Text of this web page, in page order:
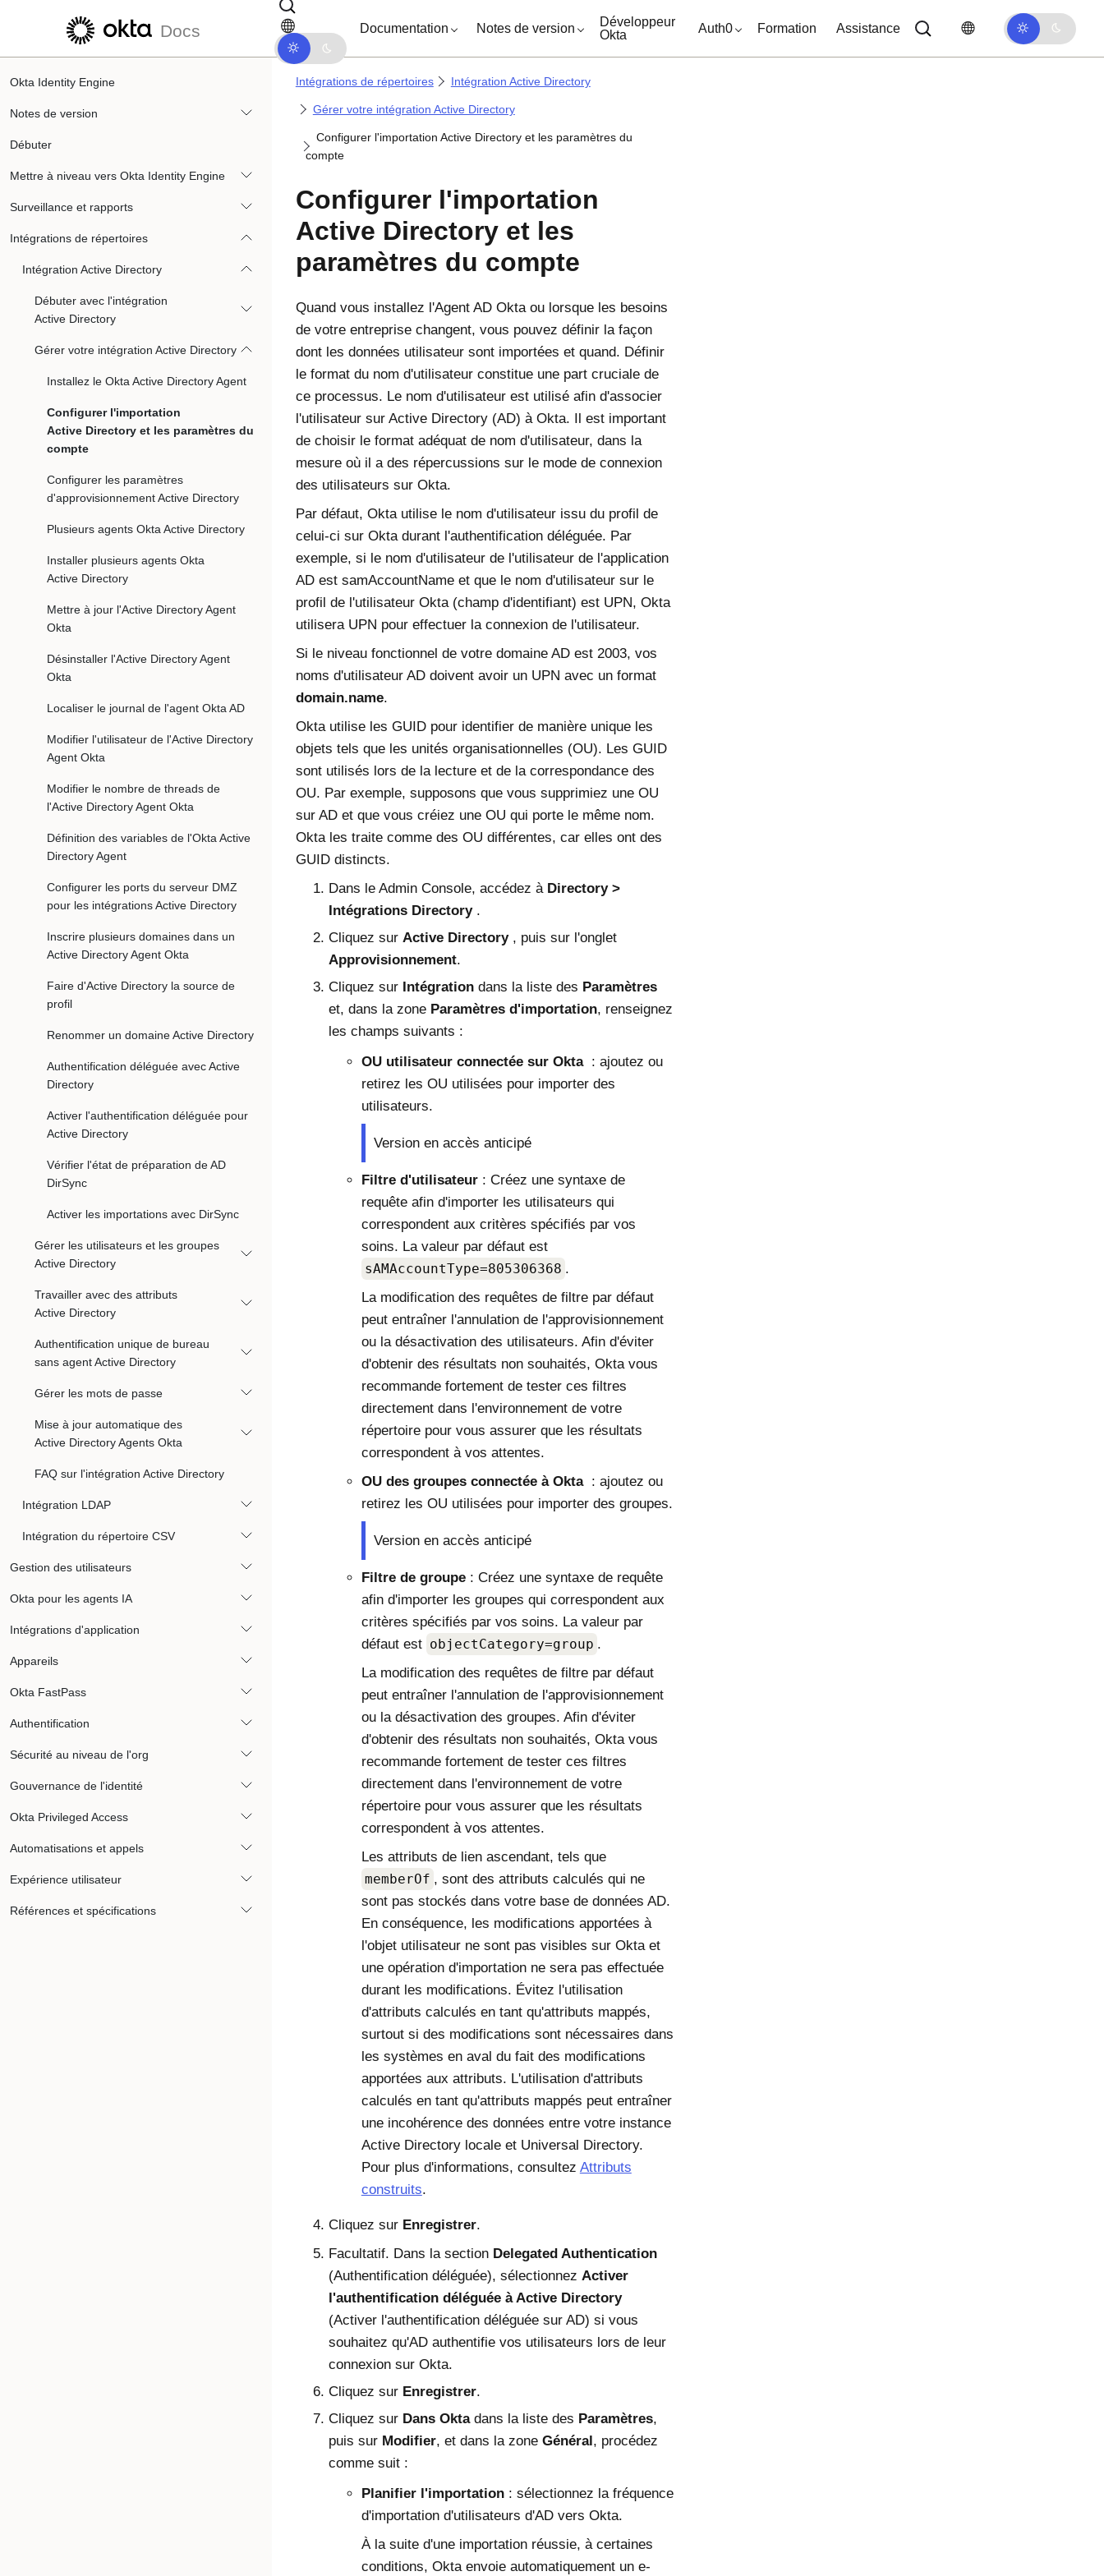
Passer au contenu principal Passer à la navigation dans les documents
Docs Documentation Notes de version
Développeur
Okta
Auth0 Formation Assistance
Okta Identity Engine
Notes de version
Débuter
Mettre à niveau vers Okta Identity Engine
Surveillance et rapports
Intégrations de répertoires
Intégration Active Directory
Débuter avec l'intégration
Active Directory
Gérer votre intégration Active Directory
Installez le Okta Active Directory Agent
Configurer l'importation
Active Directory et les paramètres du
compte
Configurer les paramètres
d'approvisionnement Active Directory
Plusieurs agents Okta Active Directory
Installer plusieurs agents Okta
Active Directory
Mettre à jour l'Active Directory Agent
Okta
Désinstaller l'Active Directory Agent
Okta
Localiser le journal de l'agent Okta AD
Modifier l'utilisateur de l'Active Directory
Agent Okta
Modifier le nombre de threads de
l'Active Directory Agent Okta
Définition des variables de l'Okta Active
Directory Agent
Configurer les ports du serveur DMZ
pour les intégrations Active Directory
Inscrire plusieurs domaines dans un
Active Directory Agent Okta
Faire d'Active Directory la source de
profil
Renommer un domaine Active Directory
Authentification déléguée avec Active
Directory
Activer l'authentification déléguée pour
Active Directory
Vérifier l'état de préparation de AD
DirSync
Activer les importations avec DirSync
Gérer les utilisateurs et les groupes
Active Directory
Travailler avec des attributs
Active Directory
Authentification unique de bureau
sans agent Active Directory
Gérer les mots de passe
Mise à jour automatique des
Active Directory Agents Okta
FAQ sur l'intégration Active Directory
Intégration LDAP
Intégration du répertoire CSV
Gestion des utilisateurs
Okta pour les agents IA
Intégrations d'application
Appareils
Okta FastPass
Authentification
Sécurité au niveau de l'org
Gouvernance de l'identité
Okta Privileged Access
Automatisations et appels
Expérience utilisateur
Références et spécifications
Intégrations de répertoires Intégration Active Directory
Gérer votre intégration Active Directory
Configurer l'importation Active Directory et les paramètres du
compte
Configurer l'importation
Active Directory et les
paramètres du compte
Quand vous installez l'Agent AD Oktaou lorsque les besoins
de votre entreprise changent, vous pouvez définir la façon
dont les données utilisateur sont importées et quand. Définir
le format du nom d'utilisateur constitue une part cruciale de
ce processus. Le nom d'utilisateur est utilisé afin d'associer
l'utilisateur sur Active Directory (AD) à Okta. Il est important
de choisir le format adéquat de nom d'utilisateur, dans la
mesure où il a des répercussions sur le mode de connexion
des utilisateurs sur Okta.
Par défaut, Oktautilise le nom d'utilisateur issu du profil de
celui-ci sur Oktadurant l'authentification déléguée. Par
exemple, si le nom d'utilisateur de l'utilisateur de l'application
AD est samAccountName et que le nom d'utilisateur sur le
profil de l'utilisateur Okta(champ d'identifiant) est UPN, Okta
utilisera UPN pour effectuer la connexion de l'utilisateur.
Si le niveau fonctionnel de votre domaine AD est 2003, vos
noms d'utilisateur AD doivent avoir un UPN avec un format
domain.name.
Okta utilise les GUID pour identifier de manière unique les
objets tels que les unités organisationnelles (OU). Les GUID
sont utilisés lors de la lecture et de la correspondance des
OU. Par exemple, supposons que vous supprimiez une OU
sur AD et que vous créiez une OU qui porte le même nom.
Okta les traite comme des OU différentes, car elles ont des
GUID distincts.
Dans le Admin Console, accédez à Directory
Intégrations Directory .
Cliquez sur Active Directory , puis sur l'onglet
Approvisionnement.
Cliquez sur Intégrationdans la liste des Paramètres
et, dans la zone Paramètres d'importation, renseignez
les champs suivants :
OU utilisateur connectée sur Okta : ajoutez ou
retirez les OU utilisées pour importer des
utilisateurs.
Version en accès anticipé
Filtre d'utilisateur: Créez une syntaxe de
requête afin d'importer les utilisateurs qui
correspondent aux critères spécifiés par vos
soins. La valeur par défaut est
sAMAccountType=805306368 .
La modification des requêtes de filtre par défaut
peut entraîner l'annulation de l'approvisionnement
ou la désactivation des utilisateurs. Afin d'éviter
d'obtenir des résultats non souhaités, Oktavous
recommande fortement de tester ces filtres
directement dans l'environnement de votre
répertoire pour vous assurer que les résultats
correspondent à vos attentes.
OU des groupes connectée à Okta : ajoutez ou
retirez les OU utilisées pour importer des groupes.
Version en accès anticipé
Filtre de groupe: Créez une syntaxe de requête
afin d'importer les groupes qui correspondent aux
critères spécifiés par vos soins. La valeur par
défaut est objectCategory=group .
La modification des requêtes de filtre par défaut
peut entraîner l'annulation de l'approvisionnement
ou la désactivation des groupes. Afin d'éviter
d'obtenir des résultats non souhaités, Oktavous
recommande fortement de tester ces filtres
directement dans l'environnement de votre
répertoire pour vous assurer que les résultats
correspondent à vos attentes.
Les attributs de lien ascendant, tels que
memberOf , sont des attributs calculés qui ne
sont pas stockés dans votre base de données AD.
En conséquence, les modifications apportées à
l'objet utilisateur ne sont pas visibles sur Oktaet
une opération d'importation ne sera pas effectuée
durant les modifications. Évitez l'utilisation
d'attributs calculés en tant qu'attributs mappés,
surtout si des modifications sont nécessaires dans
les systèmes en aval du fait des modifications
apportées aux attributs. L'utilisation d'attributs
calculés en tant qu'attributs mappés peut entraîner
une incohérence des données entre votre instance
Active Directory locale et Universal Directory.
Pour plus d'informations, consultez Attributs
construits.
Cliquez sur Enregistrer.
Facultatif. Dans la section Delegated Authentication
(Authentification déléguée), sélectionnez Activer
l'authentification déléguée à Active Directory
(Activer l'authentification déléguée sur AD) si vous
souhaitez qu'AD authentifie vos utilisateurs lors de leur
connexion sur Okta.
Cliquez sur Enregistrer.
Cliquez sur Dans Oktadans la liste des Paramètres,
puis sur Modifier, et dans la zone Général, procédez
comme suit :
Planifier l'importation: sélectionnez la fréquence
d'importation d'utilisateurs d'AD vers Okta.
À la suite d'une importation réussie, à certaines
conditions, Oktaenvoie automatiquement un e-